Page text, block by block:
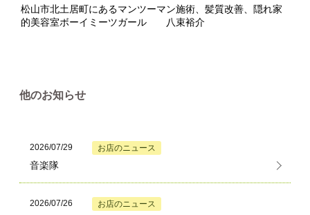
松山市北土居町にあるマンツーマン施術、髪質改善、隠れ家
的美容室ボーイミーツガール 八束裕介
他のお知らせ
2026/07/29 お店のニュース
音楽隊
2026/07/26 お店のニュース